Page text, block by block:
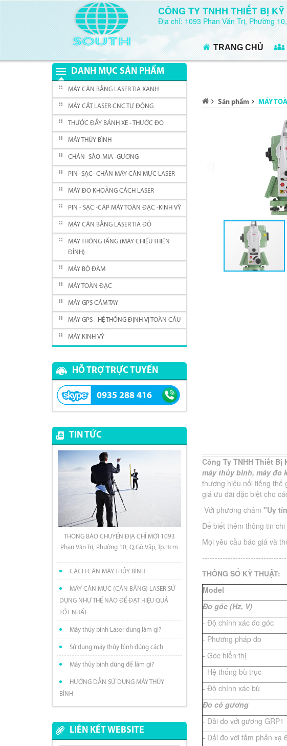
CÔNG TY TNHH THIẾT BỊ
Địa chỉ: 1093 Phan Văn Trị, Phường
TRANG CHỦ
DANH MỤC SẢN PHẨM
MÁY CÂN BẰNG LASER TIA XANH
MÁY CẮT LASER CNC TỰ ĐỘNG
THƯỚC ĐẨY BÁNH XE - THƯỚC ĐO
MÁY THỦY BÌNH
CHÂN -SÀO-MIA -GƯƠNG
PIN -SẠC- CHÂN MÁY CÂN MỰC LASER
MÁY ĐO KHOẢNG CÁCH LASER
PIN - SẠC -CÁP MÁY TOÀN ĐẠC -KINH VỸ
MÁY CÂN BẰNG LASER TIA ĐỎ
MÁY THÔNG TẦNG (MÁY CHIẾU THIÊN
ĐỈNH)
MÁY BỘ ĐÀM
MÁY TOÀN ĐẠC
MÁY GPS CẦM TAY
MÁY GPS - HỆ THỐNG ĐỊNH VỊ TOÀN CẦU
MÁY KINH VỸ
HỖ TRỢ TRỰC TUYẾN
0935 288 416
TIN TỨC
THÔNG BÁO CHUYỂN ĐỊA CHỈ MỚI 1093
Phan Văn Trị, Phường 10, Q.Gò Vấp, Tp.Hcm
CÁCH CÂN MÁY THỦY BÌNH
MÁY CÂN MỰC (CÂN BẰNG) LASER SỬ
DỤNG NHƯ THẾ NÀO ĐỂ ĐẠT HIỆU QUẢ
TỐT NHẤT
Máy thủy bình Laser dung làm gì?
Sử dụng máy thủy bình đúng cách
Máy thủy bình dùng để làm gì?
HƯỚNG DẪN SỬ DỤNG MÁY THỦY
BÌNH
LIÊN KẾT WEBSITE
Sản phẩm MÁY
Công Ty TNHH Thiết
máy thủy bình, máy đo
thương hiệu nổi tiếng thế
giá ưu đãi đặc biệt cho
Với phương châm "Uy
Để biết thêm thông tin
Mọi yêu cầu báo giá và
THÔNG SỐ KỸ THUẬT:
Model
Đo góc (Hz, V)
- Độ chính xác đo góc
- Phương pháp đo
- Góc hiển thị
- Hệ thống bù trục
- Độ chính xác bù
Đo có gương
- Dải đo với gương GRP1
- Dải đo với tấm phản xạ